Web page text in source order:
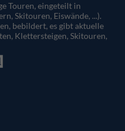
Touren, eingeteilt in
Skitouren, Eiswände, ...).
bebildert, es gibt aktuelle
Klettersteigen, Skitouren,